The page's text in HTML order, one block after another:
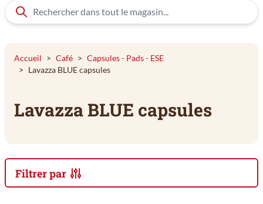
Accueil > Café > Capsules - Pads - ESE
> Lavazza BLUE capsules
Lavazza BLUE capsules
Filtrer par